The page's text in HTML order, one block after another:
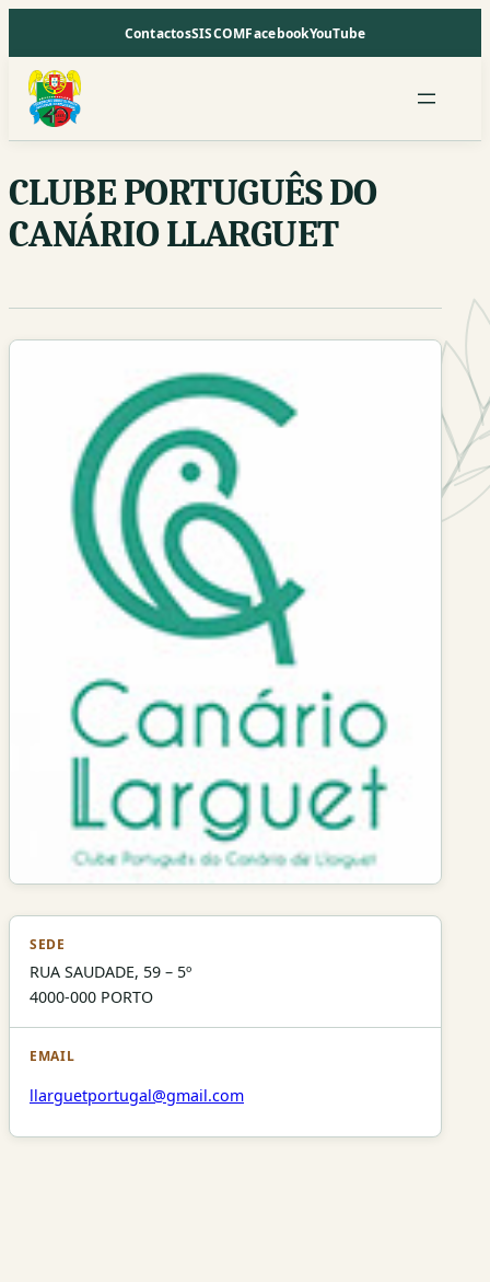
conteúdo
ContactosSISCOMFacebookYouTube
CLUBE PORTUGUÊS DO
CANÁRIO LLARGUET
SEDE
RUA SAUDADE, 59 – 5º
4000-000 PORTO
EMAIL
llarguetportugal@gmail.com